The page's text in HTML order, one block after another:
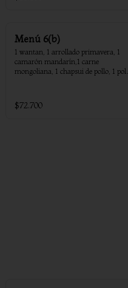
Menú 6(b)
1 wantan, 1 arrollado primavera, 1
camarón mandarín,1 carne
mongoliana, 1 chapsui de pollo, 1 pollo
$72.700